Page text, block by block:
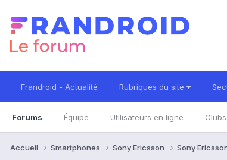
Frandroid - Actualité Rubriques du site
Forums Équipe Utilisateurs en ligne Clubs
Accueil Smartphones Sony Ericsson Sony